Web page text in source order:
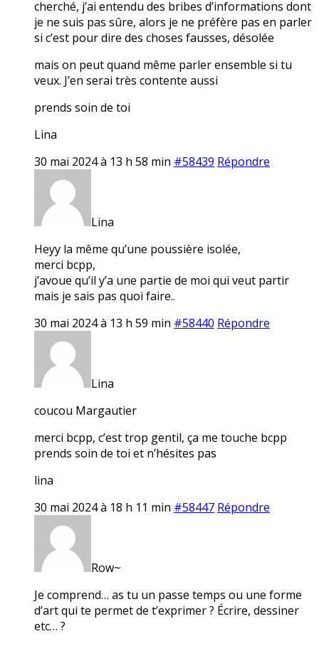
cherché, j’ai entendu des bribes d’informations dont
je ne suis pas sûre, alors je ne préfère pas en parler
si c’est pour dire des choses fausses, désolée
mais on peut quand même parler ensemble si tu
veux. J’en serai très contente aussi
prends soin de toi
Lina
30 mai 2024 à 13 h 58 min #58439 Répondre
Lina
Heyy la même qu’une poussière isolée,
merci bcpp,
j’avoue qu’il y’a une partie de moi qui veut partir
mais je sais pas quoi faire..
30 mai 2024 à 13 h 59 min #58440 Répondre
Lina
coucou Margautier
merci bcpp, c’est trop gentil, ça me touche bcpp
prends soin de toi et n’hésites pas
lina
30 mai 2024 à 18 h 11 min #58447 Répondre
Row~
Je comprend… as tu un passe temps ou une forme
d’art qui te permet de t’exprimer ? Écrire, dessiner
etc… ?